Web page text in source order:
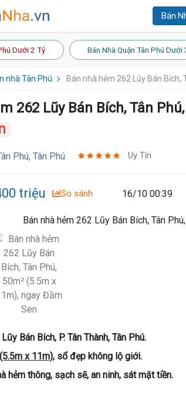
Bán
Dưới 2 Tỷ Bán Nhà Quận Tân Phú Dưới
nhà Tân Phú Bán nhà hẻm 262 Lũy Bán
262 Lũy Bán Bích, Tân
Phú, Tân Phú Uy Tín
triệu So sánh 16/10 00:39
Bán Bích, P. Tân Thành, Tân Phú.
x 11m), sổ đẹp không lộ giới.
hẻm thông, sạch sẽ, an ninh, sát mặt tiền.